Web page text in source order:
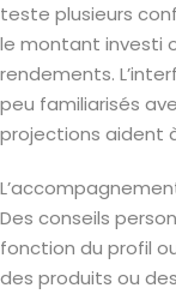
teste plusieurs
le montant investi
rendements.
peu familiarisés
projections aident
Des conseils
fonction du profil
des produits ou